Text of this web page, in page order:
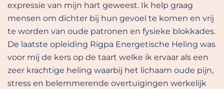
expressie van mijn hart geweest. Ik help graag
mensen om dichter bij hun gevoel te komen en vrij
te worden van oude patronen en fysieke blokkades.
De laatste opleiding Rigpa Energetische Heling was
voor mij de kers op de taart welke ik ervaar als een
zeer krachtige heling waarbij het lichaam oude pijn,
stress en belemmerende overtuigingen werkelijk